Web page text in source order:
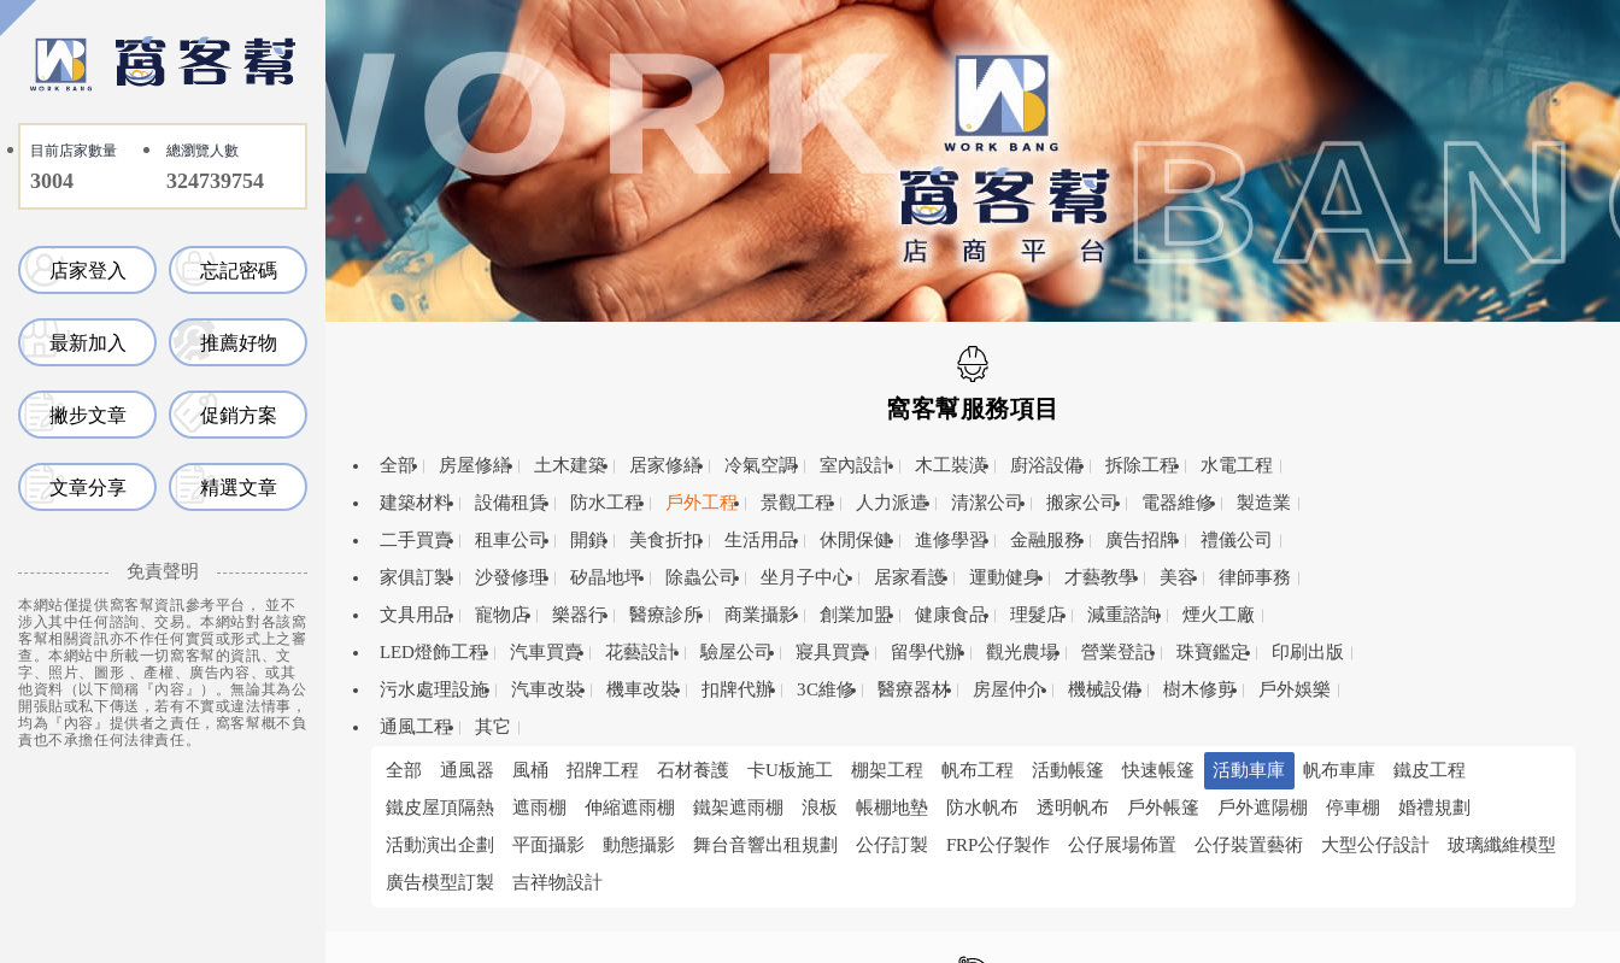
目前店家數量
3004
總瀏覽人數
324739754
店家登入 忘記密碼
最新加入 推薦好物
撇步文章 促銷方案
文章分享 精選文章
免責聲明
本網站僅提供窩客幫資訊參考平台， 並不
涉入其中任何諮詢、交易。本網站對各該窩
客幫相關資訊亦不作任何實質或形式上之審
查。本網站中所載一切窩客幫的資訊、文
字、照片、圖形 、產權、廣告內容、或其
他資料（以下簡稱『內容』）。無論其為公
開張貼或私下傳送，若有不實或違法情事，
均為『內容』提供者之責任，窩客幫概不負
責也不承擔任何法律責任。
窩客幫服務項目
全部 房屋修繕 土木建築 居家修繕 冷氣空調 室內設計 木工裝潢 廚浴設備 拆除工程
水電工程
建築材料
設備租賃 防水工程 戶外工程 景觀工程 人力派遣 清潔公司 搬家公司 電器維修
製造業
二手買賣
租車公司 開鎖 美食折扣 生活用品 休閒保健 進修學習 金融服務 廣告招牌
禮儀公司
家俱訂製
沙發修理 矽晶地坪 除蟲公司 坐月子中心 居家看護 運動健身 才藝教學 美容
律師事務
文具用品
寵物店 樂器行 醫療診所 商業攝影 創業加盟 健康食品 理髮店 減重諮詢
煙火工廠
LED燈飾工程
汽車買賣 花藝設計 驗屋公司 寢具買賣 留學代辦 觀光農場 營業登記 珠寶鑑定
印刷出版
污水處理設施
汽車改裝 機車改裝 扣牌代辦 3C維修 醫療器材 房屋仲介 機械設備 樹木修剪
戶外娛樂
通風工程
其它
全部 通風器 風桶 招牌工程 石材養護 卡U板施工 棚架工程 帆布工程 活動帳篷 快速帳篷 活動車庫 帆布車庫
鐵皮工程
鐵皮屋頂隔熱
遮雨棚 伸縮遮雨棚 鐵架遮雨棚 浪板 帳棚地墊 防水帆布 透明帆布 戶外帳篷 戶外遮陽棚 停車棚
婚禮規劃
活動演出企劃
平面攝影 動態攝影 舞台音響出租規劃 公仔訂製 FRP公仔製作 公仔展場佈置 公仔裝置藝術 大型公仔設計
玻璃纖維模型
廣告模型訂製
吉祥物設計